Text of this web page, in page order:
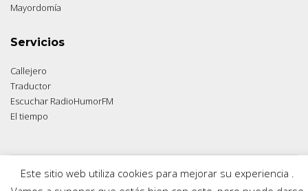
Mayordomía
Servicios
Callejero
Traductor
Escuchar RadioHumorFM
El tiempo
© 2026 Moratalla Noticias. Aviso legal|Política de privacidad |Política de cookies
Este sitio web utiliza cookies para mejorar su experiencia .